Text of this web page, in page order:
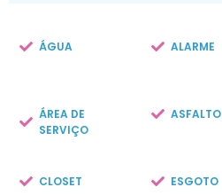
ÁGUA ALARME
ÁREA DE
SERVIÇO
ASFALTO
CLOSET ESGOTO